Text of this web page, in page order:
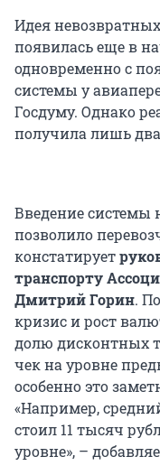
Идея
появилась еще в
одновременно с
системы у
Госдуму. Однако
получила лишь два
Введение системы
позволило
констатирует
транспорту
Дмитрий Горин.
кризис и рост
долю дисконтных
чек на уровне
особенно это
«Например,
стоил 11 тысяч
уровне», –